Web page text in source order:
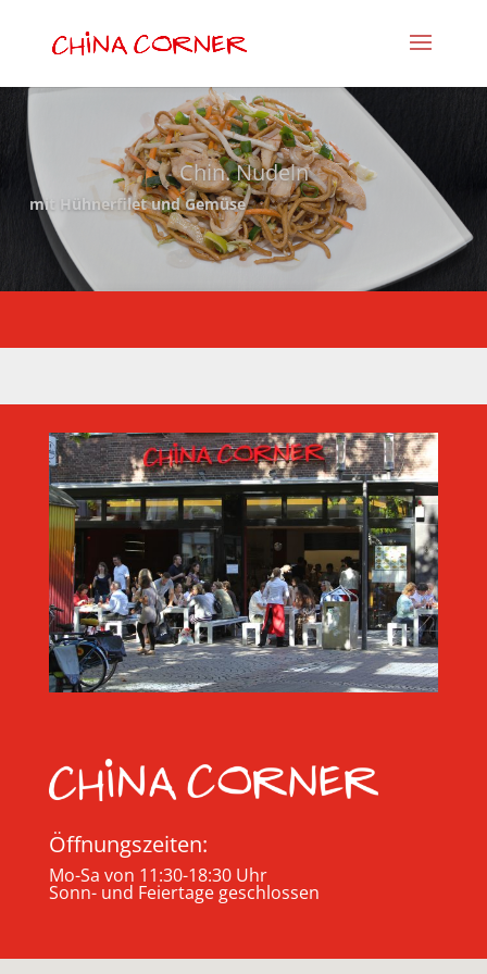
Chin. Nudeln
mit Hühnerfilet und Gemüse
Öffnungszeiten:
Mo-Sa von 11:30-18:30 Uhr
Sonn- und Feiertage geschlossen